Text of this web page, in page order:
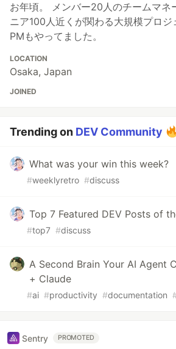
お年頃。 メンバー20人のチームマネ
ニア100人近くが関わる大規模プロ
PMもやってました。
LOCATION
Osaka, Japan
JOINED
Trending on DEV Community
What was your win this week?
#weeklyretro #discuss
Top 7 Featured DEV Posts of
#top7 #discuss
A Second Brain Your AI Agent
+ Claude
#ai #productivity #documentation
Sentry PROMOTED